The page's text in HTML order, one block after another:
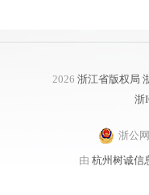
2026 浙江省版权局
浙
浙公
由 杭州树诚信